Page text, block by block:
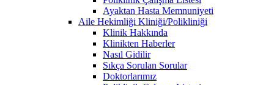
Ayaktan Hasta Memnuniyeti
Aile Hekimliği Kliniği/Polikliniği
Klinik Hakkında
Klinikten Haberler
Nasıl Gidilir
Sıkça Sorulan Sorular
Doktorlarımız